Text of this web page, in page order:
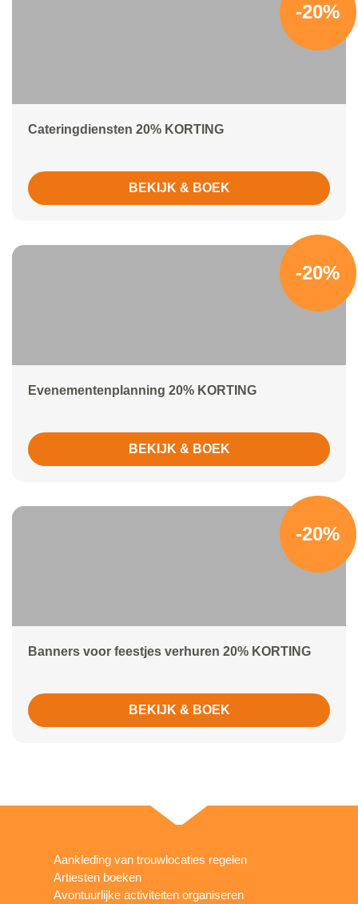
-20%
Cateringdiensten 20% KORTING
BEKIJK & BOEK
-20%
Evenementenplanning 20% KORTING
BEKIJK & BOEK
-20%
Banners voor feestjes verhuren 20% KORTING
BEKIJK & BOEK
Aankleding van trouwlocaties regelen
Artiesten boeken
Avontuurlijke activiteiten organiseren